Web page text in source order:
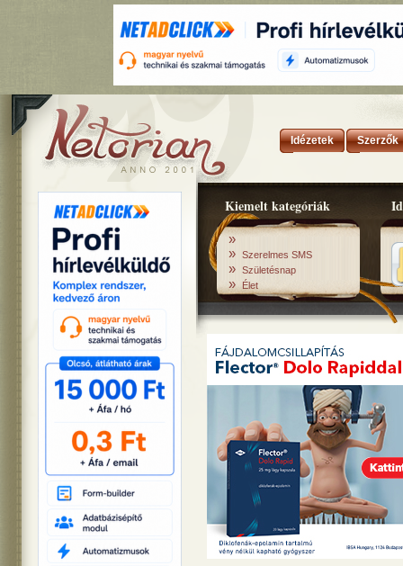
Idézetek Szerzők
Kiemelt kategóriák
»
» Szerelmes SMS
» Születésnap
» Élet